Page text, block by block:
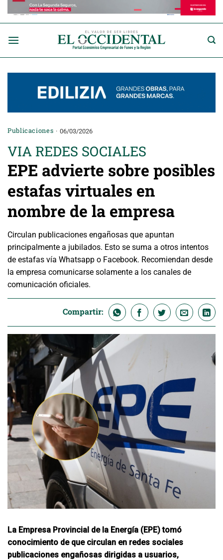
Publicaciones 06/03/2026
VIA REDES SOCIALES
EPE advierte sobre posibles
estafas virtuales en
nombre de la empresa
Circulan publicaciones engañosas que apuntan
principalmente a jubilados. Esto se suma a otros intentos
de estafas vía Whatsapp o Facebook. Recomiendan desde
la empresa comunicarse solamente a los canales de
comunicación oficiales.
Compartir:
La Empresa Provincial de la Energía (EPE) tomó
conocimiento de que circulan en redes sociales
publicaciones engañosas dirigidas a usuarios,